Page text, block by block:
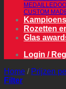
CUSTOM
Rozetten
Glas
Login /
Home / Prijzen
Filter